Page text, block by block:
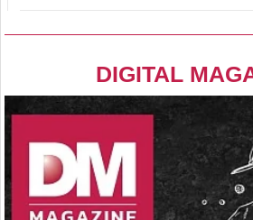
DIGITAL